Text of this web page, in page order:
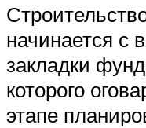
начинается с
закладки
которого
этапе